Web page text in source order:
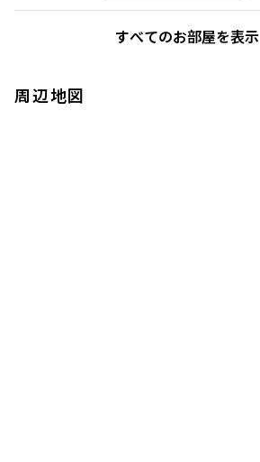
すべてのお部屋を表示
周辺地図